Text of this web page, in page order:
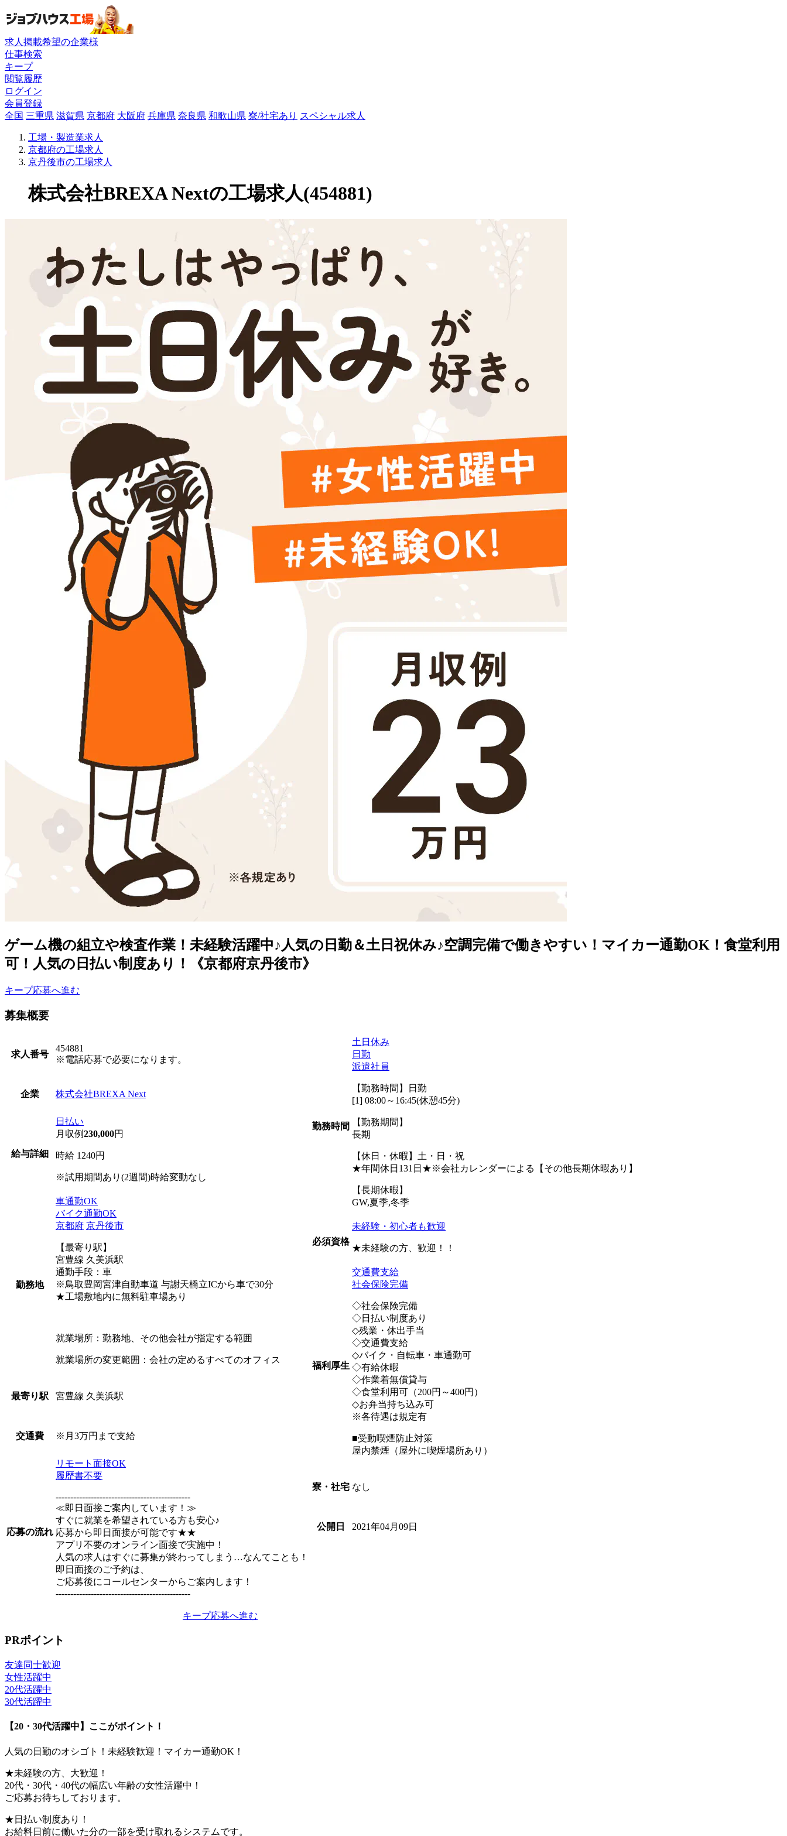
求人掲載希望の企業様
仕事検索
キープ
閲覧履歴
ログイン
会員登録
全国 三重県 滋賀県 京都府 大阪府 兵庫県 奈良県 和歌山県 寮/社宅あり スペシャル求人
工場・製造業求人
京都府の工場求人
京丹後市の工場求人
株式会社BREXA Nextの工場求人(454881)
ゲーム機の組立や検査作業！未経験活躍中♪人気の日勤＆土日祝休み♪空調完備で働きやすい！マイカー通勤OK！食堂利用
可！人気の日払い制度あり！《京都府京丹後市》
キープ応募へ進む
募集概要
求人番号
454881
※電話応募で必要になります。
企業 株式会社BREXA Next
給与詳細
日払い
月収例230,000円
時給 1240円
※試用期間あり(2週間)時給変動なし
勤務地
車通勤OK
バイク通勤OK
京都府 京丹後市
【最寄り駅】
宮豊線 久美浜駅
通勤手段：車
※鳥取豊岡宮津自動車道 与謝天橋立ICから車で30分
★工場敷地内に無料駐車場あり
就業場所：勤務地、その他会社が指定する範囲
就業場所の変更範囲：会社の定めるすべてのオフィス
最寄り駅 宮豊線 久美浜駅
交通費 ※月3万円まで支給
応募の流れ
リモート面接OK
履歴書不要
----------------------------------------------
≪即日面接ご案内しています！≫
すぐに就業を希望されている方も安心♪
応募から即日面接が可能です★★
アプリ不要のオンライン面接で実施中！
人気の求人はすぐに募集が終わってしまう…なんてことも！
即日面接のご予約は、
ご応募後にコールセンターからご案内します！
----------------------------------------------
勤務時間
土日休み
日勤
派遣社員
【勤務時間】日勤
[1] 08:00～16:45(休憩45分)
【勤務期間】
長期
【休日・休暇】土・日・祝
★年間休日131日★※会社カレンダーによる【その他長期休暇あり】
【長期休暇】
GW,夏季,冬季
必須資格
未経験・初心者も歓迎
★未経験の方、歓迎！！
福利厚生
交通費支給
社会保険完備
◇社会保険完備
◇日払い制度あり
◇残業・休出手当
◇交通費支給
◇バイク・自転車・車通勤可
◇有給休暇
◇作業着無償貸与
◇食堂利用可（200円～400円）
◇お弁当持ち込み可
※各待遇は規定有
■受動喫煙防止対策
屋内禁煙（屋外に喫煙場所あり）
寮・社宅 なし
公開日 2021年04月09日
キープ応募へ進む
PRポイント
友達同士歓迎
女性活躍中
20代活躍中
30代活躍中
【20・30代活躍中】ここがポイント！
人気の日勤のオシゴト！未経験歓迎！マイカー通勤OK！
★未経験の方、大歓迎！
20代・30代・40代の幅広い年齢の女性活躍中！
ご応募お待ちしております。
★日払い制度あり！
お給料日前に働いた分の一部を受け取れるシステムです。